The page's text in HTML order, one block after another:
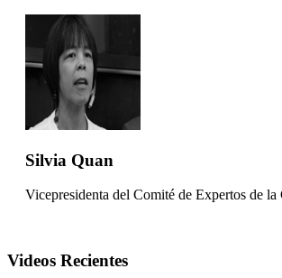
Silvia Quan
Vicepresidenta del Comité de Expertos de
Videos Recientes